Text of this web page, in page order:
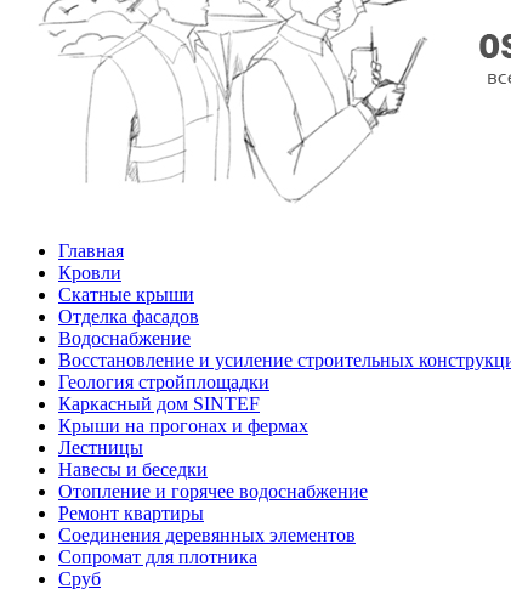
Главная
Кровли
Скатные крыши
Отделка фасадов
Водоснабжение
Восстановление и усиление строительных
Геология стройплощадки
Каркасный дом SINTEF
Крыши на прогонах и фермах
Лестницы
Навесы и беседки
Отопление и горячее водоснабжение
Ремонт квартиры
Соединения деревянных элементов
Сопромат для плотника
Сруб